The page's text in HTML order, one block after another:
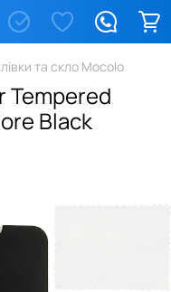
та скло Mocolo
Tempered
Black